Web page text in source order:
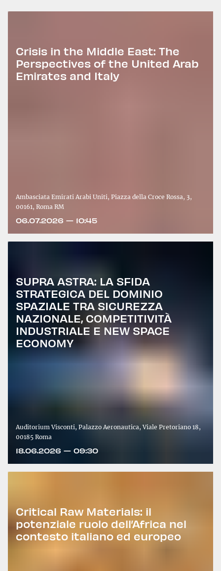
Crisis in the Middle East: The
Perspectives of the United Arab
Emirates and Italy
Ambasciata Emirati Arabi Uniti, Piazza della Croce Rossa, 3,
00161, Roma RM
06.07.2026 — 10:45
SUPRA ASTRA: LA SFIDA
STRATEGICA DEL DOMINIO
SPAZIALE TRA SICUREZZA
NAZIONALE, COMPETITIVITÀ
INDUSTRIALE E NEW SPACE
ECONOMY
Auditorium Visconti, Palazzo Aeronautica, Viale Pretoriano 18,
00185 Roma
18.06.2026 — 09:30
Critical Raw Materials: il
potenziale ruolo dell’Africa nel
contesto italiano ed europeo